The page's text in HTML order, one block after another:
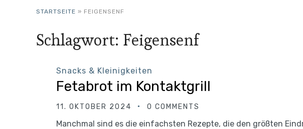
STARTSEITE » FEIGENSENF
Schlagwort: Feigensenf
Snacks & Kleinigkeiten
Fetabrot im Kontaktgrill
11. OKTOBER 2024 0 COMMENTS
Manchmal sind es die einfachsten Rezepte, die den größten